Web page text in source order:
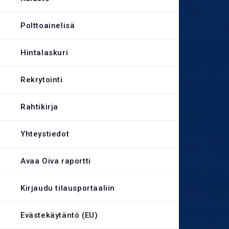
Polttoainelisä
Hintalaskuri
Rekrytointi
Rahtikirja
Yhteystiedot
Avaa Oiva raportti
Kirjaudu tilausportaaliin
Evästekäytäntö (EU)